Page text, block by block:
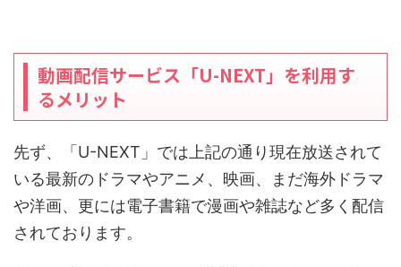
動画配信サービス「U-NEXT」を利用す
るメリット
先ず、「U-NEXT」では上記の通り現在放送されて
いる最新のドラマやアニメ、映画、まだ海外ドラマ
や洋画、更には電子書籍で漫画や雑誌など多く配信
されております。